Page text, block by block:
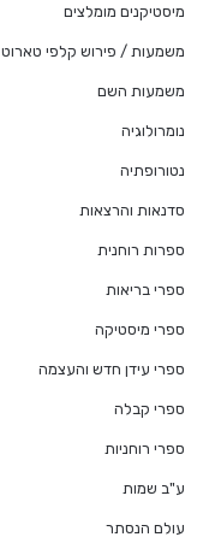
מיסטיקנים מומלצים
משמעות / פירוש קלפי טארוט
משמעות השם
נומרולוגיה
נטורופתיה
סדנאות והרצאות
ספרות רוחנית
ספרי בריאות
ספרי מיסטיקה
ספרי עידן חדש והעצמה
ספרי קבלה
ספרי רוחניות
ע"ב שמות
עולם הנסתר